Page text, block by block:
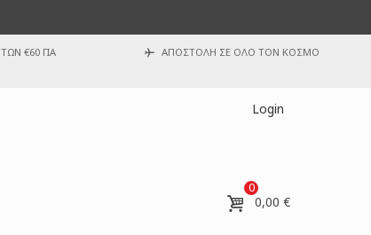
€60 ΓΙΑ
ΑΠΟΣΤΟΛΗ ΣΕ ΟΛΟ ΤΟΝ ΚΟΣΜΟ
Login
0
0,00 €